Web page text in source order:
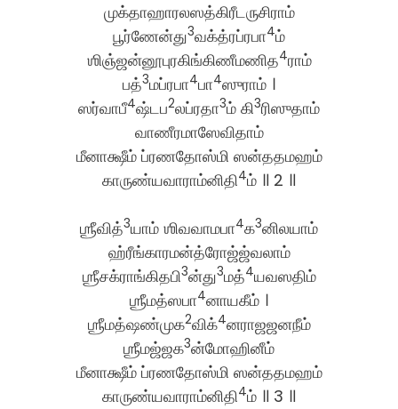
முக்தாஹாரலஸத்கிரீடருசிராம்
பூர்ணேன்து3வக்த்ரப்ரபா4ம்
ஶிஞ்ஜன்னூபுரகிங்கிணீமணித4ராம்
பத்3மப்ரபா4பா4ஸுராம் ।
ஸர்வாபீ4ஷ்டப2லப்ரதா3ம் கி3ரிஸுதாம்
வாணீரமாஸேவிதாம்
மீனாக்ஷீம் ப்ரணதோஸ்மி ஸன்ததமஹம்
காருண்யவாராம்னிதி4ம் ॥ 2 ॥
ஶ்ரீவித்3யாம் ஶிவவாமபா4க3னிலயாம்
ஹ்ரீங்காரமன்த்ரோஜ்ஜ்வலாம்
ஶ்ரீசக்ராங்கிதபி3ன்து3மத்4யவஸதிம்
ஶ்ரீமத்ஸபா4னாயகீம் ।
ஶ்ரீமத்ஷண்முக2விக்4னராஜஜனநீம்
ஶ்ரீமஜ்ஜக3ன்மோஹினீம்
மீனாக்ஷீம் ப்ரணதோஸ்மி ஸன்ததமஹம்
காருண்யவாராம்னிதி4ம் ॥ 3 ॥